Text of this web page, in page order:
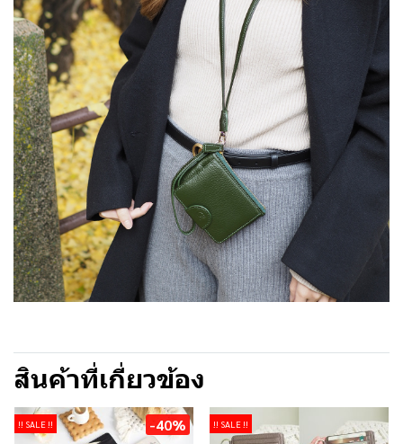
สินค้าที่เกี่ยวข้อง
!! SALE !! -40% !! SALE !!